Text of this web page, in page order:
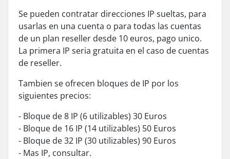
Se pueden contratar direcciones IP sueltas, para
usarlas en una cuenta o para todas las cuentas
de un plan reseller desde 10 euros, pago unico.
La primera IP seria gratuita en el caso de cuentas
de reseller.
Tambien se ofrecen bloques de IP por los
siguientes precios:
- Bloque de 8 IP (6 utilizables) 30 Euros
- Bloque de 16 IP (14 utilizables) 50 Euros
- Bloque de 32 IP (30 utilizables) 90 Euros
- Mas IP, consultar.